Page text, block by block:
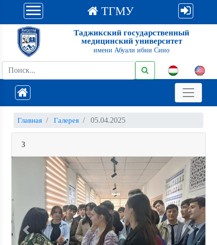
ТГМУ
Таджикский государственный
медицинский университет
имени Абуали ибни Сино
Главная Галерея 05.04.2025
3
Previous Next